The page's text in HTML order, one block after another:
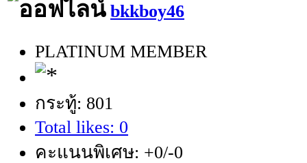
bkkboy46
PLATINUM MEMBER
กระทู้: 801
Total likes: 0
คะแนนพิเศษ: +0/-0